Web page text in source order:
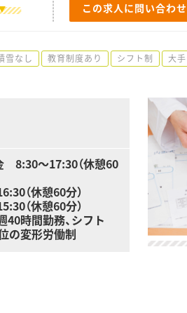
この求人に問い合わ
雪なし 教育制度あり シフト制 大
金 8:30～17:30（休憩60
（休憩60分）
（休憩60分）
40時間勤務、シフト
の変形労働制